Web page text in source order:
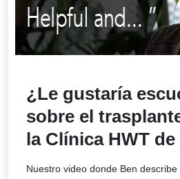
¿Le gustaría
sobre el
la Clínica HWT
Nuestro video donde Ben describe